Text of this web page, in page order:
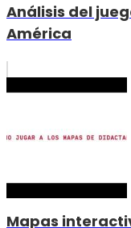
Análisis del
América
Mapas